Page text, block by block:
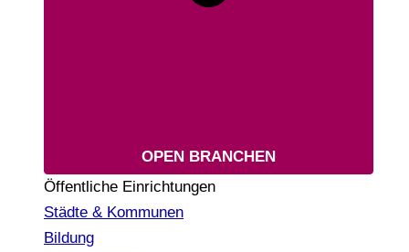
OPEN BRANCHEN
Öffentliche Einrichtungen
Städte & Kommunen
Bildung